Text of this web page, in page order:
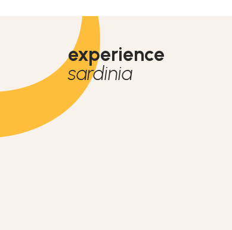
experience
sardinia